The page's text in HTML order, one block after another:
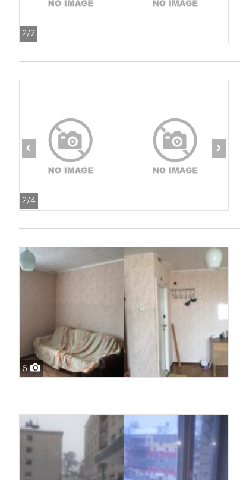
2/7
2/4
‹ ›
6